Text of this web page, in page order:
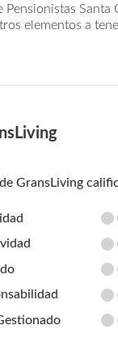
elementos a
GransLiving